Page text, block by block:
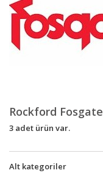
Rockford Fosgate
3 adet ürün var.
Alt kategoriler